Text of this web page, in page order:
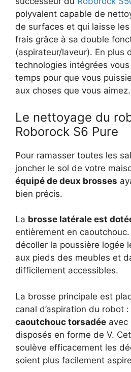
polyvalent capable de
de surfaces et qui laisse
frais grâce à sa double
(aspirateur/laveur). En plus
technologies intégrées
temps pour que vous
aux choses que vous aimez.
Le nettoyage du
Roborock S6 Pure
Pour ramasser toutes les
joncher le sol de votre
équipé de deux brosses
bien précis.
La brosse latérale est
entièrement en
décoller la poussière logée
aux pieds des meubles et
difficilement accessibles.
La brosse principale est
canal d’aspiration du robot :
caoutchouc torsadée avec
disposés en forme de V.
soulève efficacement les
soient plus facilement